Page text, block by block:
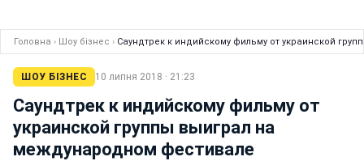
Головна › Шоу бізнес › Саундтрек к индийскому фильму от украинской
ШОУ БІЗНЕС 10 липня 2018 · 21:23
Саундтрек к индийскому фильму от
украинской группы выиграл на
международном фестивале